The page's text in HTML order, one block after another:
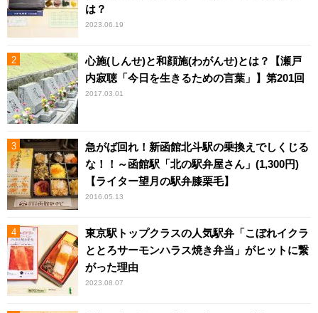
は？
2023.06.19
心施(しんせ)と和顔施(わがんせ)とは？【瀬戸
内寂聴「今日を生きるための言葉」】第201回
2017.03.01
急がば回れ！新函館北斗駅の乗換えでしくじる
な！！～函館駅「北の駅弁屋さん」(1,300円)
【ライター望月の駅弁膝栗毛】
2016.05.13
東京駅トップクラスの人気駅弁「こぼれイクラ
ととろサーモンハラス焼き弁当」がヒットに繋
がった理由
2023.08.07